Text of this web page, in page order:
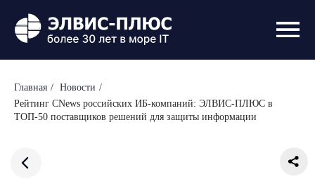
Главная / Новости /
Рейтинг CNews российских ИБ-компаний: ЭЛВИС-ПЛЮС в
ТОП-50 поставщиков решений для защиты информации